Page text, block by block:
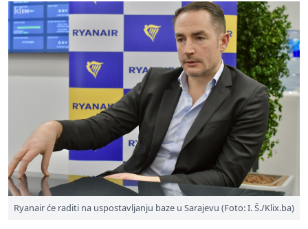
Ryanair će raditi na uspostavljanju baze u Sarajevu (Foto: I. Š./Klix.ba)